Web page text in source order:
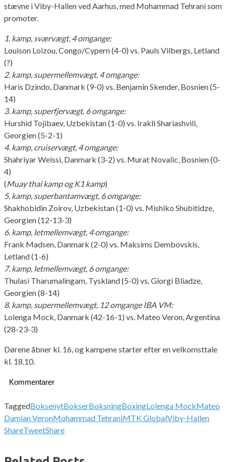
stævne i Viby-Hallen ved Aarhus, med Mohammad Tehrani som
promoter.
1. kamp, sværvægt, 4 omgange:
Louison Loizou, Congo/Cypern (4-0) vs. Pauls Vilbergs, Letland
(?)
2. kamp, supermellemvægt, 4 omgange:
Haris Dzindo, Danmark (9-0) vs. Benjamin Skender, Bosnien (5-
14)
3. kamp, superfjervægt, 6 omgange:
Hurshid Tojibaev, Uzbekistan (1-0) vs. Irakli Shariashvili,
Georgien (5-2-1)
4. kamp, cruiservægt, 4 omgange:
Shahriyar Weissi, Danmark (3-2) vs. Murat Novalic, Bosnien (0-
4)
(Muay thai kamp og K1 kamp)
5. kamp, superbantamvægt, 6 omgange:
Shakhobidin Zoirov, Uzbekistan (1-0) vs. Mishiko Shubitidze,
Georgien (12-13-3)
6. kamp, letmellemvægt, 4 omgange:
Frank Madsen, Danmark (2-0) vs. Maksims Dembovskis,
Letland (1-6)
7. kamp, letmellemvægt, 6 omgange:
Thulasi Tharumalingam, Tyskland (5-0) vs. Giorgi Bliadze,
Georgien (8-14)
8. kamp, supermellemvægt, 12 omgange IBA VM:
Lolenga Mock, Danmark (42-16-1) vs. Mateo Veron, Argentina
(28-23-3)
Dørene åbner kl. 16, og kampene starter efter en velkomsttale
kl. 18.10.
Kommentarer
TaggedBoksenytBokserBoksningBoxingLolenga MockMateo
Damian VeronMohammad TehraniMTK GlobalViby-Hallen
ShareTweetShare